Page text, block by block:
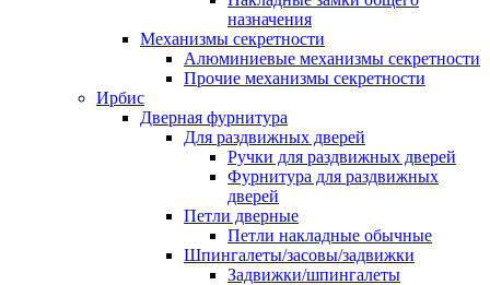
назначения
Механизмы секретности
Алюминиевые механизмы секретности
Прочие механизмы секретности
Ирбис
Дверная фурнитура
Для раздвижных дверей
Ручки для раздвижных дверей
Фурнитура для раздвижных
дверей
Петли дверные
Петли накладные обычные
Шпингалеты/засовы/задвижки
Задвижки/шпингалеты